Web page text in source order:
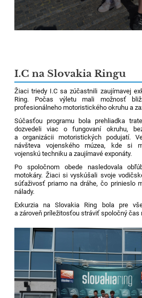
I.C na Slovakia Ringu
Žiaci triedy I.C sa zúčastnili zaujímavej
Ring. Počas výletu mali možnosť
profesionálneho motoristického okruhu a
Súčasťou programu bola prehliadka
dozvedeli viac o fungovaní okruhu,
a organizácii motoristických podujatí.
návšteva vojenského múzea, kde si
vojenskú techniku a zaujímavé exponáty.
Po spoločnom obede nasledovala
motokáry. Žiaci si vyskúšali svoje
súťaživosť priamo na dráhe, čo prinieslo
nálady.
Exkurzia na Slovakia Ring bola pre
a zároveň príležitosťou stráviť spoločný